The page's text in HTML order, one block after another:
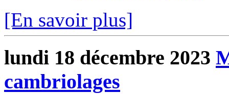
[En savoir plus]
lundi 18 décembre 2023
cambriolages